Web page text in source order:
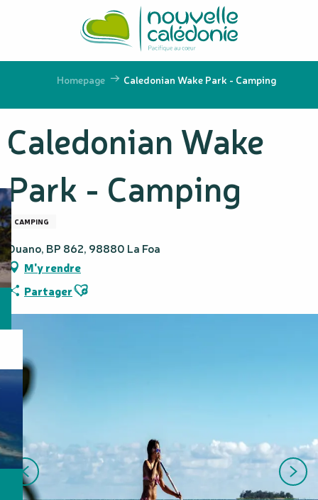
principal
Homepage Caledonian Wake Park - Camping
Caledonian Wake
Park - Camping
CAMPING
Ouano, BP 862, 98880 La Foa
M'y rendre
PartagerAjouter aux favoris